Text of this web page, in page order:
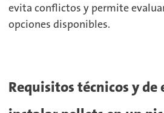
evita conflictos y permite
opciones disponibles.
Requisitos técnicos y de